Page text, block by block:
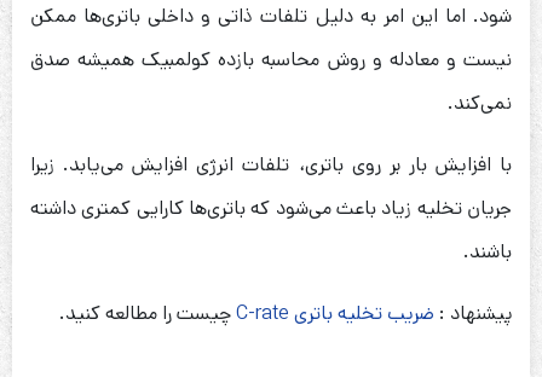
شود. اما این امر به دلیل تلفات ذاتی و داخلی باتری‌ها ممکن
نیست و معادله و روش محاسبه بازده کولمبیک همیشه صدق
نمی‌کند.
با افزایش بار بر روی باتری، تلفات انرژی افزایش می‌یابد. زیرا
جریان تخلیه زیاد باعث می‌شود که باتری‌ها کارایی کمتری داشته
باشند.
پیشنهاد : ضریب تخلیه باتری C-rate چیست را مطالعه کنید.